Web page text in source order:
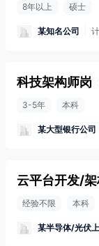
8年以上 硕士
某知名公司
科技架构师岗
3-5年 本科
某大型银行公司
云平台开发/
经验不限 本科
某半导体/光伏